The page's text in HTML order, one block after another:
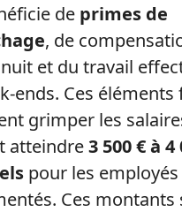
de primes de
, de
et du travail
ends. Ces éléments
grimper les
atteindre3 500 € à
pour les employés
Ces montants